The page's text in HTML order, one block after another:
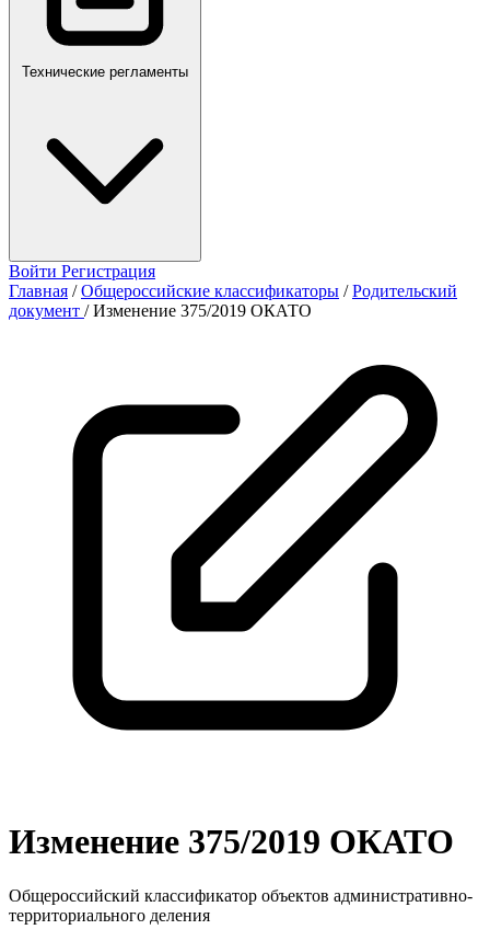
Технические регламенты
Войти Регистрация
Главная / Общероссийские классификаторы / Родительский
документ / Изменение 375/2019 ОКАТО
Изменение 375/2019 ОКАТО
Общероссийский классификатор объектов административно-
территориального деления